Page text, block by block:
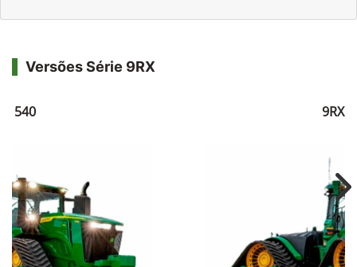
Versões Série 9RX
540 9RX